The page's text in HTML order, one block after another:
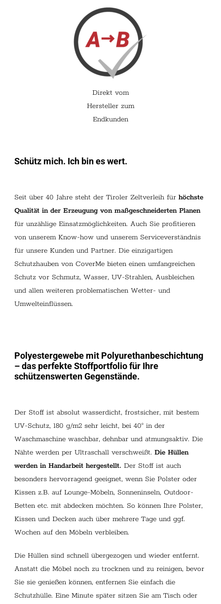
Direkt vom
Hersteller zum
Endkunden
Schütz mich. Ich bin es wert.
Seit über 40 Jahre steht der Tiroler Zeltverleih für höchste
Qualität in der Erzeugung von maßgeschneiderten Planen
für unzählige Einsatzmöglichkeiten. Auch Sie profitieren
von unserem Know-how und unserem Serviceverständnis
für unsere Kunden und Partner. Die einzigartigen
Schutzhauben von CoverMe bieten einen umfangreichen
Schutz vor Schmutz, Wasser, UV-Strahlen, Ausbleichen
und allen weiteren problematischen Wetter- und
Umwelteinflüssen.
Polyestergewebe mit Polyurethanbeschichtung
– das perfekte Stoffportfolio für Ihre
schützenswerten Gegenstände.
Der Stoff ist absolut wasserdicht, frostsicher, mit bestem
UV-Schutz, 180 g/m2 sehr leicht, bei 40° in der
Waschmaschine waschbar, dehnbar und atmungsaktiv. Die
Nähte werden per Ultraschall verschweißt. Die Hüllen
werden in Handarbeit hergestellt. Der Stoff ist auch
besonders hervorragend geeignet, wenn Sie Polster oder
Kissen z.B. auf Lounge-Möbeln, Sonneninseln, Outdoor-
Betten etc. mit abdecken möchten. So können Ihre Polster,
Kissen und Decken auch über mehrere Tage und ggf.
Wochen auf den Möbeln verbleiben.
Die Hüllen sind schnell übergezogen und wieder entfernt.
Anstatt die Möbel noch zu trocknen und zu reinigen, bevor
Sie sie genießen können, entfernen Sie einfach die
Schutzhülle. Eine Minute später sitzen Sie am Tisch oder